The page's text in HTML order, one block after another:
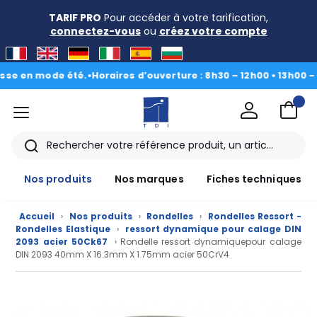
TARIF PRO Pour accéder à votre tarification,
connectez-vousou créez votre compte
été.•Horaires d’ouverture : 8h30 – 12h00 • 13h00 - 16h30 |
menu
Rechercher
Nos produits
Nos marques Fiches techniques
Accueil › Nos produits › Rondelles › Rondelles Ressort -
Rondelles Elastique
› ressort dynamique pour calage DIN
2093 acier 50Ck67
› Rondelle ressort dynamiquepour calage
DIN 2093 40mm X 16.3mm X 1.75mm acier 50CrV4